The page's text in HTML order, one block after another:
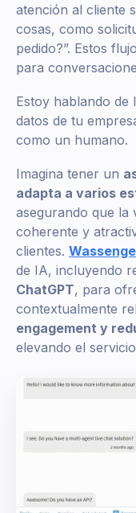
atención al cliente
cosas, como
pedido?”. Estos
para
Estoy hablando de
datos de tu
como un humano.
Imagina tener un
adapta a varios
asegurando que la
coherente y
clientes.
de IA, incluyendo
ChatGPT, para
contextualmente
engagement y
elevando el